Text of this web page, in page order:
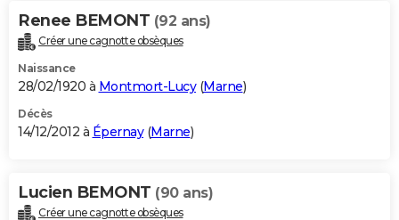
Renee BEMONT (92 ans)
Créer une cagnotte obsèques
Naissance
28/02/1920 à Montmort-Lucy(Marne)
Décès
14/12/2012 à Épernay(Marne)
Lucien BEMONT (90 ans)
Créer une cagnotte obsèques